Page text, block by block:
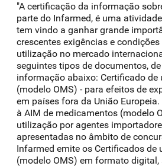
"A certificação da informação
parte do Infarmed, é uma
tem vindo a ganhar grande
crescentes exigências e
utilização no mercado
seguintes tipos de documentos,
informação abaixo: Certificado de
(modelo OMS) - para efeitos de
em países fora da União
à AIM de medicamentos (modelo
utilização por agentes
apresentadas no âmbito de
Infarmed emite os Certificados de
(modelo OMS) em formato digital,